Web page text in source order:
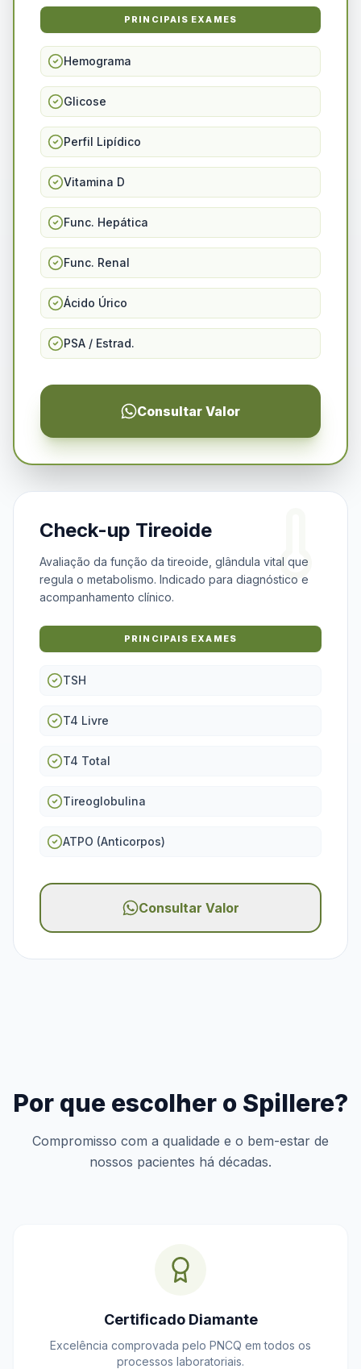
PRINCIPAIS EXAMES
Hemograma
Glicose
Perfil Lipídico
Vitamina D
Func. Hepática
Func. Renal
Ácido Úrico
PSA / Estrad.
Consultar Valor
Check-up Tireoide
Avaliação da função da tireoide, glândula vital que
regula o metabolismo. Indicado para diagnóstico e
acompanhamento clínico.
PRINCIPAIS EXAMES
TSH
T4 Livre
T4 Total
Tireoglobulina
ATPO (Anticorpos)
Consultar Valor
Por que escolher o Spillere?
Compromisso com a qualidade e o bem-estar de
nossos pacientes há décadas.
Certificado Diamante
Excelência comprovada pelo PNCQ em todos os
processos laboratoriais.